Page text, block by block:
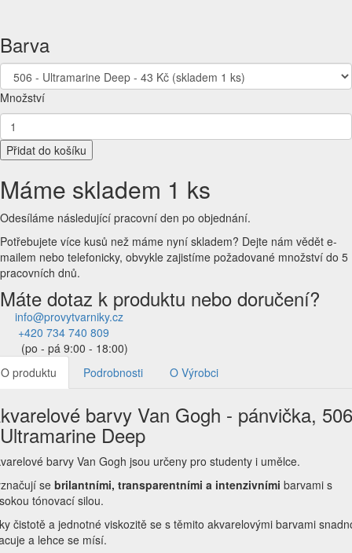
Barva
Množství
Přidat do košíku
Máme skladem 1 ks
Odesíláme následující pracovní den po objednání.
Potřebujete více kusů než máme nyní skladem? Dejte nám vědět e-
mailem nebo telefonicky, obvykle zajistíme požadované množství do 5
pracovních dnů.
Máte dotaz k produktu nebo doručení?
info@provytvarniky.cz
+420 734 740 809
(po - pá 9:00 - 18:00)
O produktu
Podrobnosti O Výrobci
barvy Van Gogh - pánvička, 506
Deep
barvy Van Gogh jsou určeny pro studenty i umělce.
se brilantními, transparentními a intenzivními barvami s
tónovací silou.
čistotě a jednotné viskozitě se s těmito akvarelovými barvami
a lehce se mísí.